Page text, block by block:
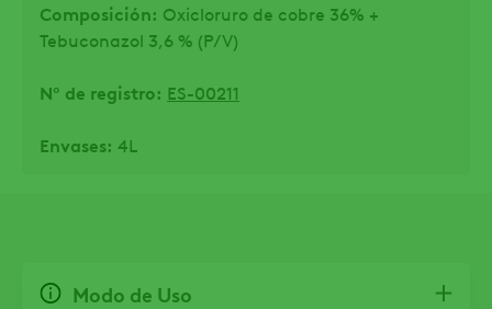
Composición: Oxicloruro de cobre 36% +
Tebuconazol 3,6 % (P/V)
Nº de registro: ES-00211
Envases: 4L
Modo de Uso